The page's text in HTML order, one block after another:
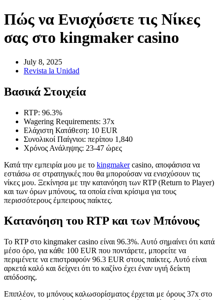
Πώς να Ενισχύσετε τις Νίκες
σας στο kingmaker casino
July 8, 2025
Revista la Unidad
Βασικά Στοιχεία
RTP: 96.3%
Wagering Requirements: 37x
Ελάχιστη Κατάθεση: 10 EUR
Συνολικοί Παίγνιοι: περίπου 1,840
Χρόνος Ανάληψης: 23-47 ώρες
Κατά την εμπειρία μου με το kingmakercasino, αποφάσισα να
εστιάσω σε στρατηγικές που θα μπορούσαν να ενισχύσουν τις
νίκες μου. Ξεκίνησα με την κατανόηση των RTP (Return to Player)
και των όρων μπόνους, τα οποία είναι κρίσιμα για τους
περισσότερους έμπειρους παίκτες.
Κατανόηση του RTP και των Μπόνους
Το RTP στο kingmaker casino είναι 96.3%. Αυτό σημαίνει ότι κατά
μέσο όρο, για κάθε 100 EUR που ποντάρετε, μπορείτε να
περιμένετε να επιστραφούν 96.3 EUR στους παίκτες. Αυτό είναι
αρκετά καλό και δείχνει ότι το καζίνο έχει έναν υγιή δείκτη
απόδοσης.
Επιπλέον, το μπόνους καλωσορίσματος έρχεται με όρους 37x στο